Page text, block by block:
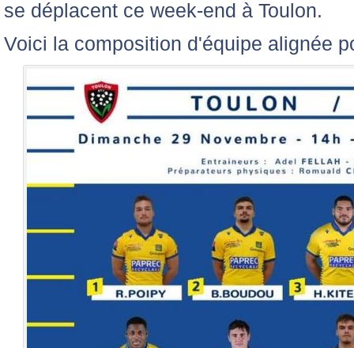
se déplacent ce week-end à Toulon.
Voici la composition d'équipe alignée